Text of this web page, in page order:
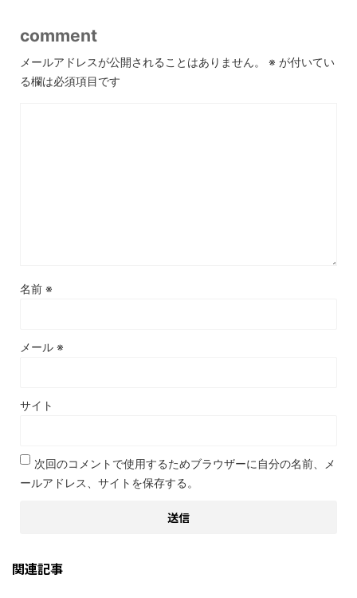
comment
メールアドレスが公開されることはありません。 ※ が付いてい
る欄は必須項目です
名前 ※
メール ※
サイト
次回のコメントで使用するためブラウザーに自分の名前、メ
ールアドレス、サイトを保存する。
関連記事